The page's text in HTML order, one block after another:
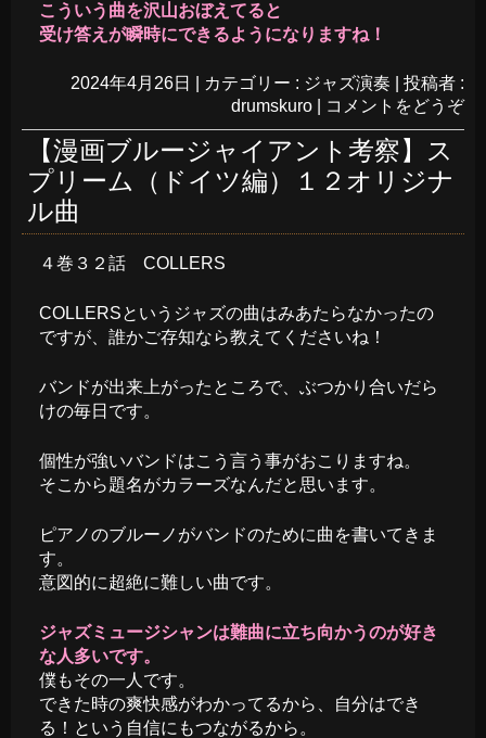
こういう曲を沢山おぼえてると
受け答えが瞬時にできるようになりますね！
2024年4月26日 カテゴリー : ジャズ演奏
投稿者 :
drumskuro
コメントをどうぞ
【漫画ブルージャイアント考察】ス
プリーム（ドイツ編）１２オリジナ
ル曲
４巻３２話 COLLERS
COLLERSというジャズの曲はみあたらなかったの
ですが、誰かご存知なら教えてくださいね！
バンドが出来上がったところで、ぶつかり合いだら
けの毎日です。
個性が強いバンドはこう言う事がおこりますね。
そこから題名がカラーズなんだと思います。
ピアノのブルーノがバンドのために曲を書いてきま
す。
意図的に超絶に難しい曲です。
ジャズミュージシャンは難曲に立ち向かうのが好き
な人多いです。
僕もその一人です。
できた時の爽快感がわかってるから、自分はでき
る！という自信にもつながるから。